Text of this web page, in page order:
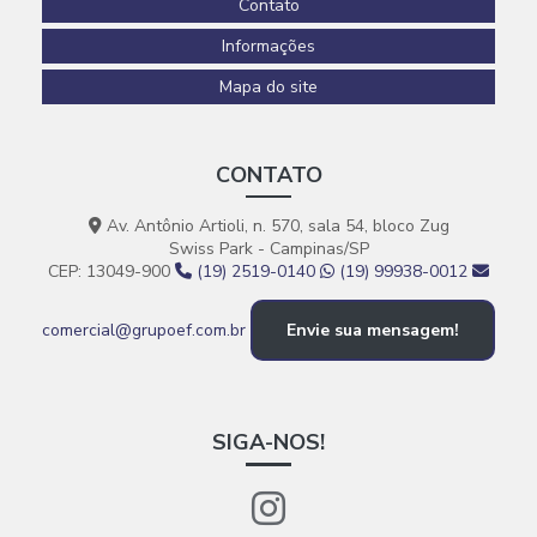
Serviços de construção civil e reformas em geral
Contato
Informações
Mapa do site
CONTATO
Av. Antônio Artioli, n. 570, sala 54, bloco Zug
Swiss Park - Campinas/SP
CEP: 13049-900
(19) 2519-0140 (19) 99938-0012
comercial@grupoef.com.br Envie sua mensagem!
SIGA-NOS!